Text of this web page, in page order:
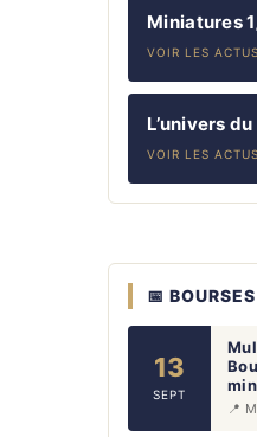
Miniatures
VOIR LES ACTUS
L’univers
VOIR LES ACTUS
📅
13
SEPT
📍